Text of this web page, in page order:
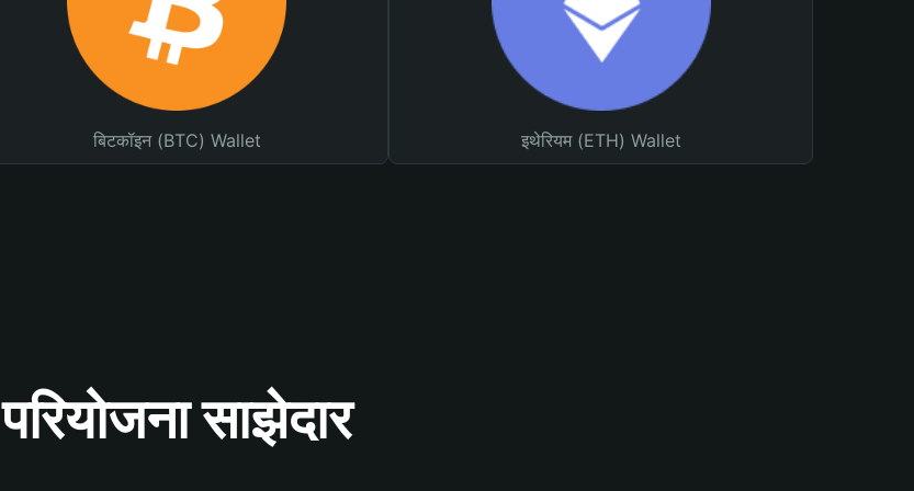
बिटकॉइन (BTC) Wallet इथेरियम (ETH) Wallet
परियोजना साझेदार